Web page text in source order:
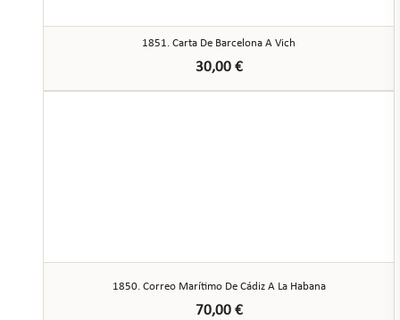
1851. Carta De Barcelona A Vich
30,00 €
1850. Correo Marítimo De Cádiz A La Habana
70,00 €